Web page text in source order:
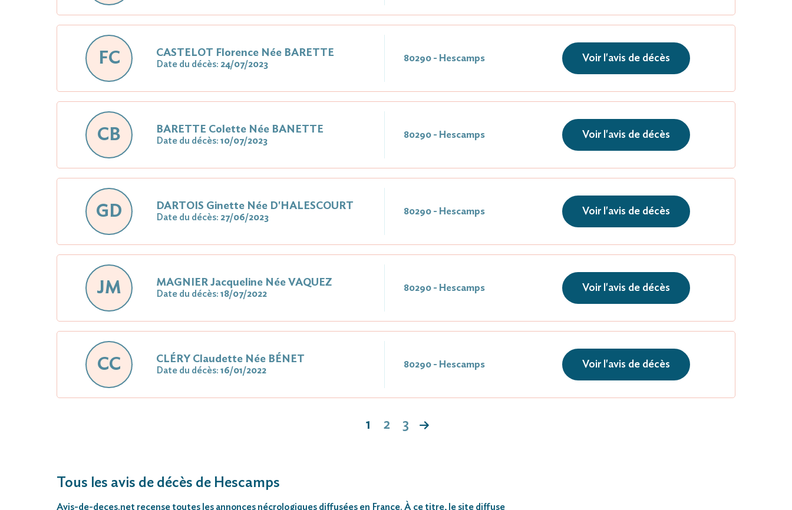
FC CASTELOT Florence Née BARETTE
Date du décès: 24/07/2023
80290 - Hescamps Voir l'avis de décès
CB BARETTE Colette Née BANETTE
Date du décès: 10/07/2023
80290 - Hescamps Voir l'avis de décès
GD DARTOIS Ginette Née D'HALESCOURT
Date du décès: 27/06/2023
80290 - Hescamps Voir l'avis de décès
JM MAGNIER Jacqueline Née VAQUEZ
Date du décès: 18/07/2022
80290 - Hescamps Voir l'avis de décès
CC CLÉRY Claudette Née BÉNET
Date du décès: 16/01/2022
80290 - Hescamps Voir l'avis de décès
1 2 3
Tous les avis de décès de Hescamps
Avis-de-deces.net recense toutes les annonces nécrologiques diffusées en France. À ce titre, le site diffuse